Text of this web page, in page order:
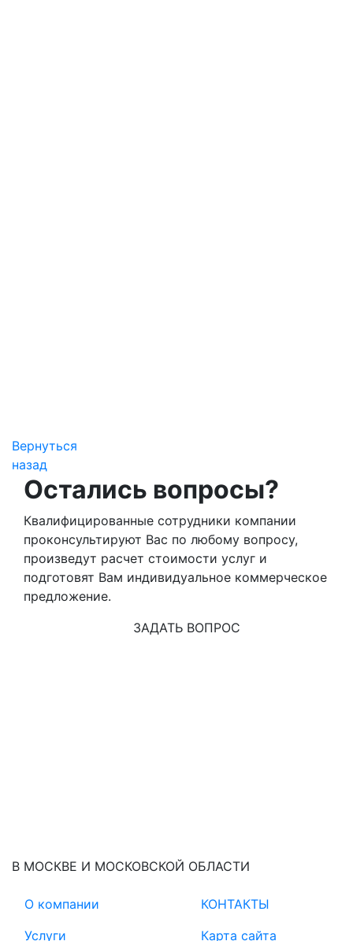
Вернуться
назад
Остались вопросы?
Квалифицированные сотрудники компании
проконсультируют Вас по любому вопросу,
произведут расчет стоимости услуг и
подготовят Вам индивидуальное коммерческое
предложение.
ЗАДАТЬ ВОПРОС
В МОСКВЕ И МОСКОВСКОЙ ОБЛАСТИ
О компании
Услуги
КОНТАКТЫ
Карта сайта